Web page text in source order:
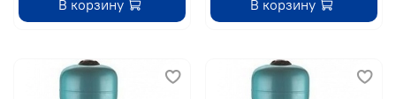
В корзину В корзину